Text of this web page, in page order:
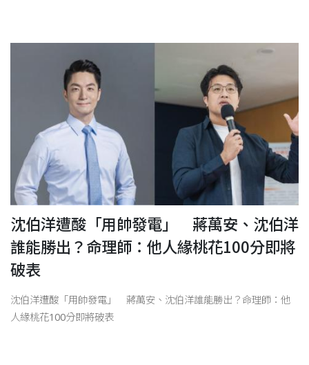
沈伯洋遭酸「用帥發電」 蔣萬安、沈伯洋
誰能勝出？命理師：他人緣桃花100分即將
破表
沈伯洋遭酸「用帥發電」 蔣萬安、沈伯洋誰能勝出？命理師：他
人緣桃花100分即將破表